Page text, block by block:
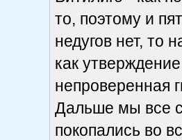
то, поэтому и
недугов нет, то
как
непроверенная
Дальше мы все
покопались во